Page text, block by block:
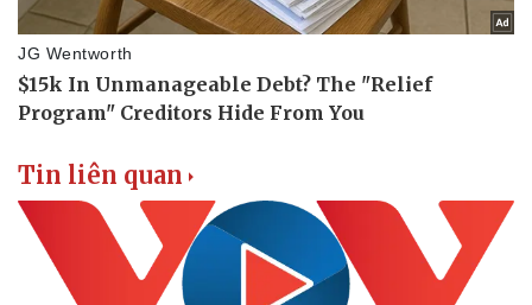
Tin liên quan